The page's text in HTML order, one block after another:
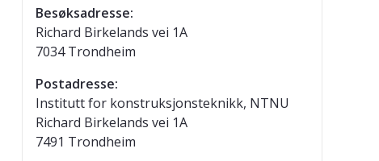
Besøksadresse:
Richard Birkelands vei 1A
7034 Trondheim
Postadresse:
Institutt for konstruksjonsteknikk, NTNU
Richard Birkelands vei 1A
7491 Trondheim